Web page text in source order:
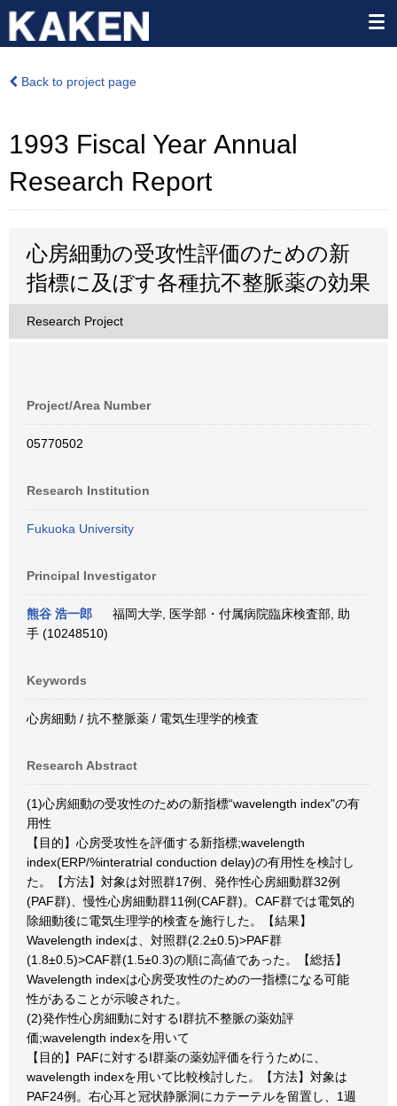
Back to project page
1993 Fiscal Year Annual
Research Report
心房細動の受攻性評価のための新
指標に及ぼす各種抗不整脈薬の効果
Research Project
Project/Area Number
05770502
Research Institution
Fukuoka University
Principal Investigator
熊谷 浩一郎
福岡大学, 医学部・付属病院臨床検査部, 助
手 (10248510)
Keywords
心房細動 / 抗不整脈薬 / 電気生理学的検査
Research Abstract
(1)心房細動の受攻性のための新指標“wavelength index"の有
用性
【目的】心房受攻性を評価する新指標;wavelength
index(ERP/%interatrial conduction delay)の有用性を検討し
た。【方法】対象は対照群17例、発作性心房細動群32例
(PAF群)、慢性心房細動群11例(CAF群)。CAF群では電気的
除細動後に電気生理学的検査を施行した。【結果】
Wavelength indexは、対照群(2.2±0.5)>PAF群
(1.8±0.5)>CAF群(1.5±0.3)の順に高値であった。【総括】
Wavelength indexは心房受攻性のための一指標になる可能
性があることが示唆された。
(2)発作性心房細動に対するI群抗不整脈の薬効評
価;wavelength indexを用いて
【目的】PAFに対するI群薬の薬効評価を行うために、
wavelength indexを用いて比較検討した。【方法】対象は
PAF24例。右心耳と冠状静脈洞にカテーテルを留置し、1週